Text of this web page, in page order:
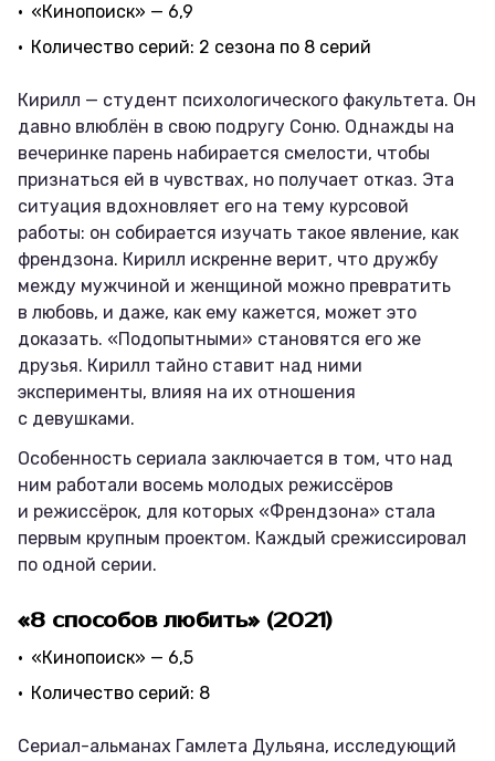
«Кинопоиск» — 6,9
Количество серий: 2 сезона по 8 серий
Кирилл — студент психологического факультета. Он
давно влюблён в свою подругу Соню. Однажды на
вечеринке парень набирается смелости, чтобы
признаться ей в чувствах, но получает отказ. Эта
ситуация вдохновляет его на тему курсовой
работы: он собирается изучать такое явление, как
френдзона. Кирилл искренне верит, что дружбу
между мужчиной и женщиной можно превратить
в любовь, и даже, как ему кажется, может это
доказать. «Подопытными» становятся его же
друзья. Кирилл тайно ставит над ними
эксперименты, влияя на их отношения
с девушками.
Особенность сериала заключается в том, что над
ним работали восемь молодых режиссёров
и режиссёрок, для которых «Френдзона» стала
первым крупным проектом. Каждый срежиссировал
по одной серии.
«8 способов любить» (2021)
«Кинопоиск» — 6,5
Количество серий: 8
Сериал-альманах Гамлета Дульяна, исследующий